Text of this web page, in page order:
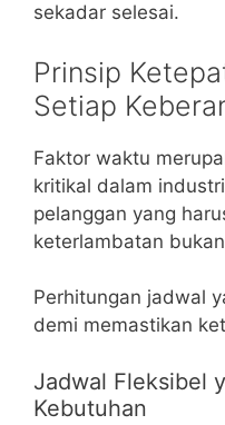
sekadar selesai.
Prinsip
Setiap
Faktor waktu
kritikal dalam
pelanggan yang
keterlambatan
Perhitungan jadwal
demi memastikan
Jadwal Fleksibel
Kebutuhan